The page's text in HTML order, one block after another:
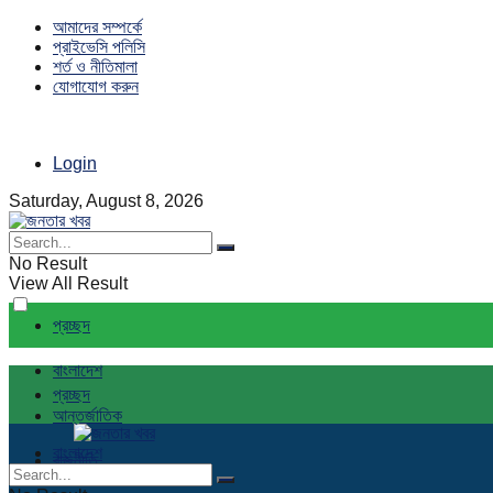
আমাদের সম্পর্কে
প্রাইভেসি পলিসি
শর্ত ও নীতিমালা
যোগাযোগ করুন
Login
Saturday, August 8, 2026
No Result
View All Result
প্রচ্ছদ
বাংলাদেশ
আন্তর্জাতিক
রাজনীতি
প্রচ্ছদ
বাংলাদেশ